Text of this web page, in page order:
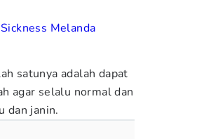
Melanda
satunya adalah dapat
agar selalu normal dan
dan janin.